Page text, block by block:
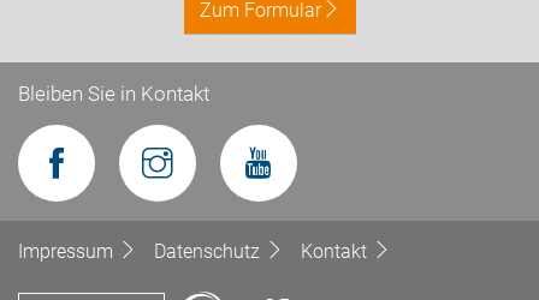
Zum Formular
Bleiben Sie in Kontakt
Impressum Datenschutz Kontakt